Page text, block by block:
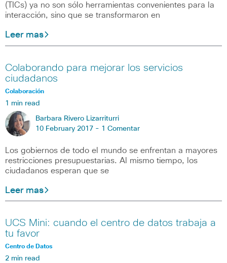
(TICs) ya no son sólo herramientas convenientes para la
interacción, sino que se transformaron en
Leer mas
Colaborando para mejorar los servicios
ciudadanos
Colaboración
1 min read
Barbara Rivero Lizarriturri
10 February 2017 - 1 Comentar
Los gobiernos de todo el mundo se enfrentan a mayores
restricciones presupuestarias. Al mismo tiempo, los
ciudadanos esperan que se
Leer mas
UCS Mini: cuando el centro de datos trabaja a
tu favor
Centro de Datos
2 min read